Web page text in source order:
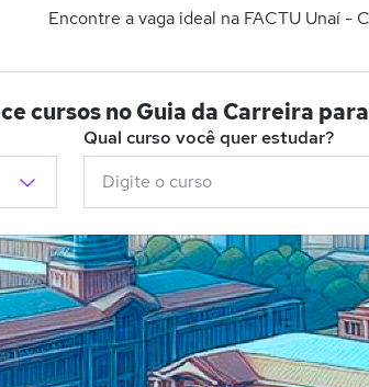
Encontre a vaga ideal na FACTU Unaí -
cursos no Guia da Carreira
Qual curso você quer estudar?